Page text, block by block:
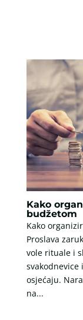
Kako
budžetom
Kako
Proslava
vole rituale i
svakodnevice
osjećaju.
na...